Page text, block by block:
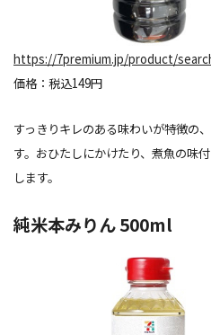
https://7premium.jp/product/
価格：税込149円
すっきりキレのある味わいが特徴の
す。おひたしにかけたり、煮魚の味
します。
純米本みりん 500ml